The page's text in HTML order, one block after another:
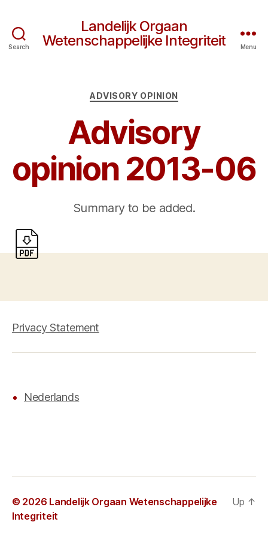
Search
Landelijk Orgaan
Wetenschappelijke Integriteit
Menu
Categories
ADVISORY OPINION
Advisory
opinion 2013-06
Summary to be added.
Privacy Statement
Nederlands
© 2026 Landelijk Orgaan Wetenschappelijke
Integriteit
Up ↑